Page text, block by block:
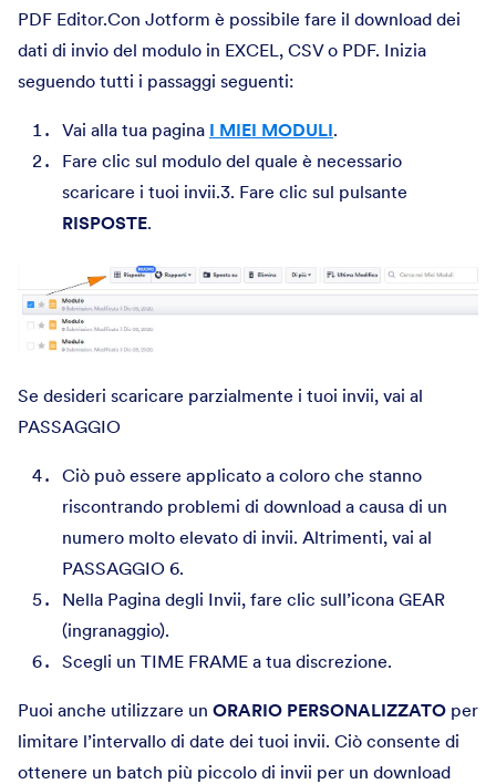
PDF Editor.Con Jotform è possibile fare il download dei
dati di invio del modulo in EXCEL, CSV o PDF. Inizia
seguendo tutti i passaggi seguenti:
Vai alla tua pagina I MIEI MODULI.
Fare clic sul modulo del quale è necessario
scaricare i tuoi invii.3. Fare clic sul pulsante
RISPOSTE.
Se desideri scaricare parzialmente i tuoi invii, vai al
PASSAGGIO
Ciò può essere applicato a coloro che stanno
riscontrando problemi di download a causa di un
numero molto elevato di invii. Altrimenti, vai al
PASSAGGIO 6.
Nella Pagina degli Invii, fare clic sull’icona GEAR
(ingranaggio).
Scegli un TIME FRAME a tua discrezione.
Puoi anche utilizzare un ORARIO PERSONALIZZATO per
limitare l’intervallo di date dei tuoi invii. Ciò consente di
ottenere un batch più piccolo di invii per un download